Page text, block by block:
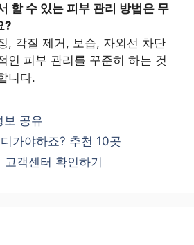
할 수 있는 피부 관리 방법은 무
?
, 각질 제거, 보습, 자외선 차단
인 피부 관리를 꾸준히 하는 것
니다.
보 공유
가야하죠? 추천 10곳
고객센터 확인하기